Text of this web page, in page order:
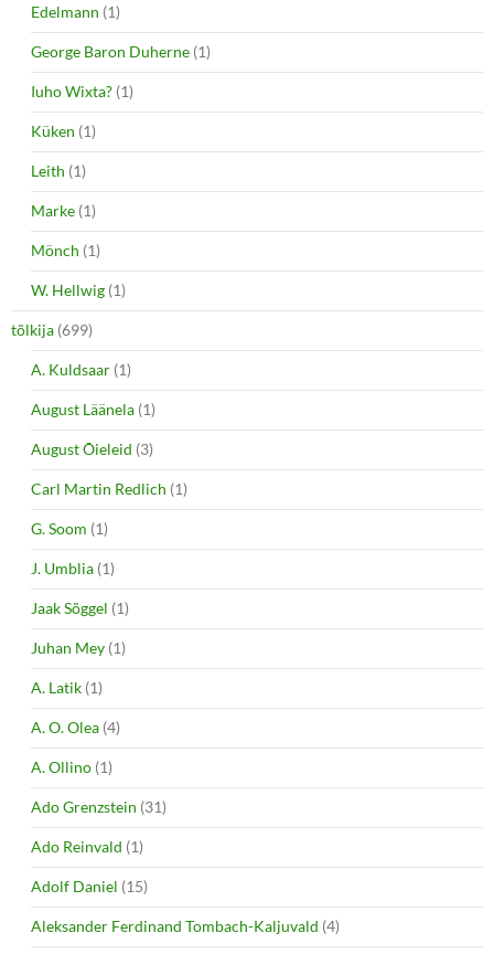
Edelmann (1)
George Baron Duherne (1)
Iuho Wixta? (1)
Küken (1)
Leith (1)
Marke (1)
Mönch (1)
W. Hellwig (1)
tõlkija (699)
A. Kuldsaar (1)
August Läänela (1)
August Õieleid (3)
Carl Martin Redlich (1)
G. Soom (1)
J. Umblia (1)
Jaak Sõggel (1)
Juhan Mey (1)
A. Latik (1)
A. O. Olea (4)
A. Ollino (1)
Ado Grenzstein (31)
Ado Reinvald (1)
Adolf Daniel (15)
Aleksander Ferdinand Tombach-Kaljuvald (4)